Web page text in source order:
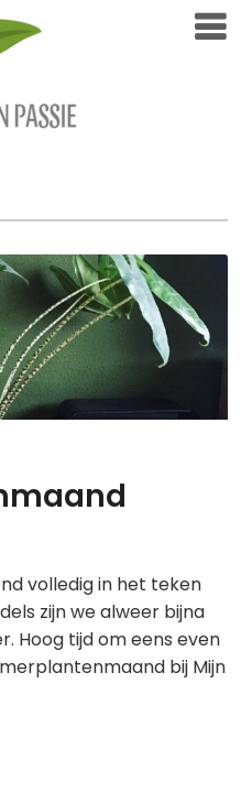
volledig in het teken
zijn we alweer bijna
Hoog tijd om eens even
bij Mijn